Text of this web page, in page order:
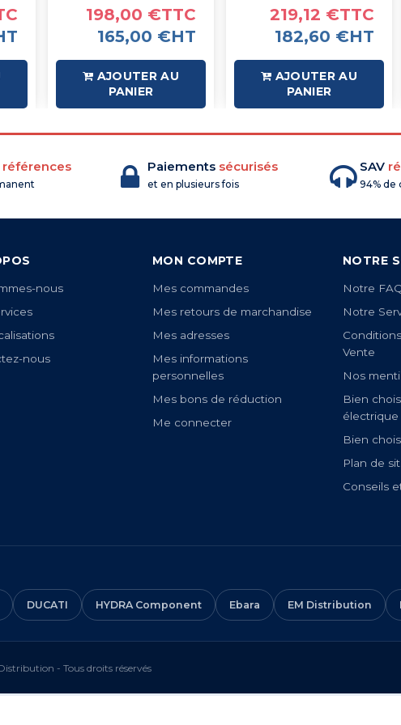
198,00 €TTC
165,00 €HT
AJOUTER AU
PANIER
219,12 €TTC
182,60 €HT
AJOUTER AU
PANIER
Paiements sécurisés
et en plusieurs fois
SAV
94% de
nous
nous
MON COMPTE
Mes commandes
Mes retours de marchandise
Mes adresses
Mes informations
personnelles
Mes bons de réduction
Me connecter
NOTRE
Notre
Notre
Vente
Nos
Bien
électrique
Bien
Plan de
Conseils
DUCATI HYDRA Component Ebara EM Distribution
- Tous droits réservés